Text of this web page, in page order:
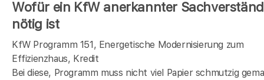
Wofür ein KfW anerkannter
nötig ist
KfW Programm 151, Energetische Modernisierung zum
Effizienzhaus, Kredit
Bei diese, Programm muss nicht viel Papier schmutzig